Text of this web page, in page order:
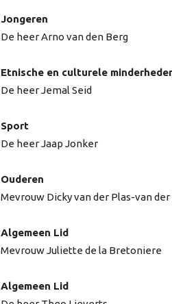
Jongeren
De heer Arno van den Berg
Etnische en culturele
De heer Jemal Seid
Sport
De heer Jaap Jonker
Ouderen
Mevrouw Dicky van der Plas-van der
Algemeen Lid
Mevrouw Juliette de la Bretoniere
Algemeen Lid